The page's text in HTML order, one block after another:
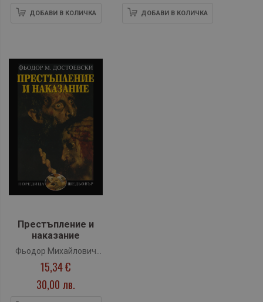
ДОБАВИ В КОЛИЧКА ДОБАВИ В КОЛИЧКА
Престъпление и
наказание
Фьодор Михайлович
Достоевски
15,34 €
30,00 лв.